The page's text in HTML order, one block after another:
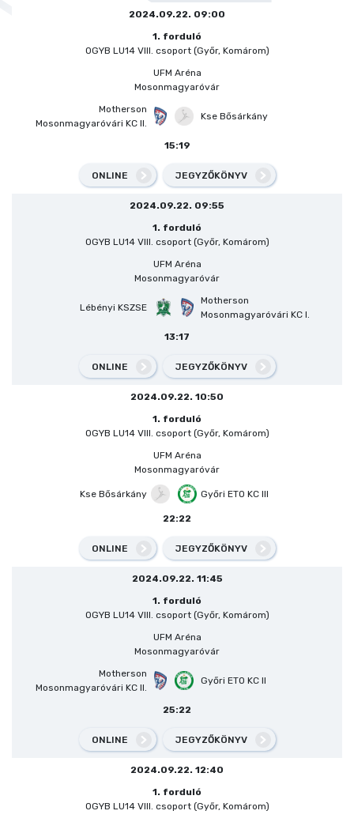
2024.09.22. 09:00
1. forduló
OGYB LU14 VIII. csoport (Győr, Komárom)
UFM Aréna
Mosonmagyaróvár
Motherson
Mosonmagyaróvári KC II.
Kse Bősárkány
15:19
ONLINE JEGYZŐKÖNYV
2024.09.22. 09:55
1. forduló
OGYB LU14 VIII. csoport (Győr, Komárom)
UFM Aréna
Mosonmagyaróvár
Lébényi KSZSE
Motherson
Mosonmagyaróvári KC I.
13:17
ONLINE JEGYZŐKÖNYV
2024.09.22. 10:50
1. forduló
OGYB LU14 VIII. csoport (Győr, Komárom)
UFM Aréna
Mosonmagyaróvár
Kse Bősárkány Győri ETO KC III
22:22
ONLINE JEGYZŐKÖNYV
2024.09.22. 11:45
1. forduló
OGYB LU14 VIII. csoport (Győr, Komárom)
UFM Aréna
Mosonmagyaróvár
Motherson
Mosonmagyaróvári KC II.
Győri ETO KC II
25:22
ONLINE JEGYZŐKÖNYV
2024.09.22. 12:40
1. forduló
OGYB LU14 VIII. csoport (Győr, Komárom)